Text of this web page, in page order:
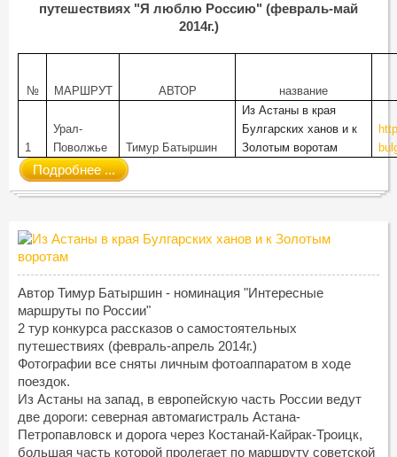
путешествиях "Я люблю Россию" (февраль-май
2014г.)
№ МАРШРУТ АВТОР название
1
Урал-
Поволжье
Тимур Батыршин
Из Астаны в края
Булгарских ханов и к
Золотым воротам
Подробнее ...
Автор Тимур Батыршин - номинация "Интересные
маршруты по России"
2 тур конкурса рассказов о самостоятельных
путешествиях (февраль-апрель 2014г.)
Фотографии все сняты личным фотоаппаратом в ходе
поездок.
Из Астаны на запад, в европейскую часть России ведут
две дороги: северная автомагистраль Астана-
Петропавловск и дорога через Костанай-Кайрак-Троицк,
большая часть которой пролегает по маршруту советской